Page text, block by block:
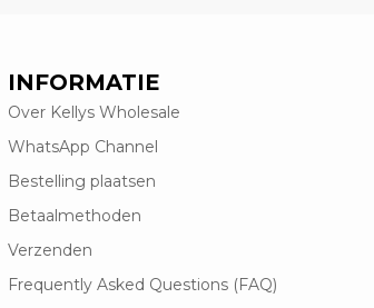
INFORMATIE
Over Kellys Wholesale
WhatsApp Channel
Bestelling plaatsen
Betaalmethoden
Verzenden
Frequently Asked Questions (FAQ)